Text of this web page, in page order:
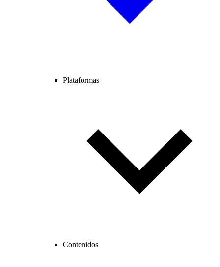
Plataformas
Contenidos